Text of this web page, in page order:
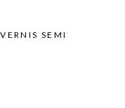
VERNIS SEMI